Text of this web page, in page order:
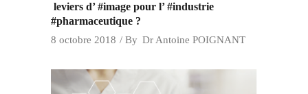
leviers d’ #image pour l’ #industrie
#pharmaceutique ?
8 octobre 2018 By Dr Antoine POIGNANT